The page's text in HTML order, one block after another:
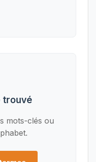
trouvé
mots-clés ou